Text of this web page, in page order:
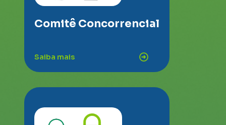
Comitê Concorrencial
Saiba mais